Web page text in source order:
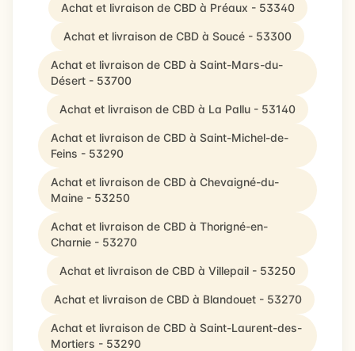
Achat et livraison de CBD à Préaux - 53340
Achat et livraison de CBD à Soucé - 53300
Achat et livraison de CBD à Saint-Mars-du-
Désert - 53700
Achat et livraison de CBD à La Pallu - 53140
Achat et livraison de CBD à Saint-Michel-de-
Feins - 53290
Achat et livraison de CBD à Chevaigné-du-
Maine - 53250
Achat et livraison de CBD à Thorigné-en-
Charnie - 53270
Achat et livraison de CBD à Villepail - 53250
Achat et livraison de CBD à Blandouet - 53270
Achat et livraison de CBD à Saint-Laurent-des-
Mortiers - 53290